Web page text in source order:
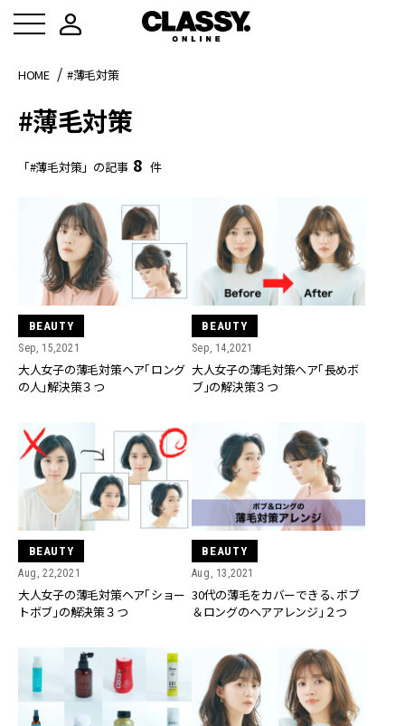
HOME #薄毛対策
#薄毛対策
「#薄毛対策」の記事 8 件
BEAUTY
Sep, 15,2021
大人女子の薄毛対策ヘア「ロング
の人」解決策３つ
BEAUTY
Sep, 14,2021
大人女子の薄毛対策ヘア「長めボ
ブ」の解決策３つ
BEAUTY
Aug, 22,2021
大人女子の薄毛対策ヘア「ショー
トボブ」の解決策３つ
BEAUTY
Aug, 13,2021
30代の薄毛をカバーできる、ボブ
＆ロングのヘアアレンジ」２つ